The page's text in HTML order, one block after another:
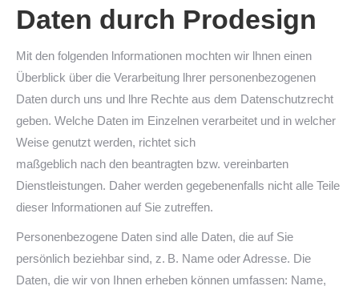
Daten durch Prodesign
Mit den folgenden lnformationen mochten wir lhnen einen
Überblick über die Verarbeitung lhrer personenbezogenen
Daten durch uns und lhre Rechte aus dem Datenschutzrecht
geben. Welche Daten im Einzelnen verarbeitet und in welcher
Weise genutzt werden, richtet sich
maßgeblich nach den beantragten bzw. vereinbarten
Dienstleistungen. Daher werden gegebenenfalls nicht alle Teile
dieser lnformationen auf Sie zutreffen.
Personenbezogene Daten sind alle Daten, die auf Sie
persönlich beziehbar sind, z. B. Name oder Adresse. Die
Daten, die wir von Ihnen erheben können umfassen: Name,